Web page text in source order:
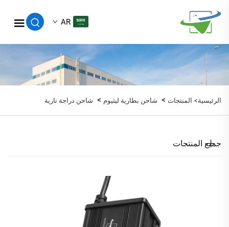
AR
الرئيسية> المنتجات > شاحن بطارية ليثيوم > شاحن دراجة نارية
جميع المنتجات